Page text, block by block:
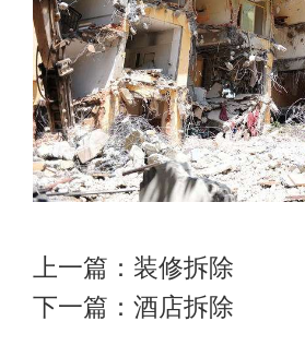
上一篇： 装修拆除
下一篇： 酒店拆除